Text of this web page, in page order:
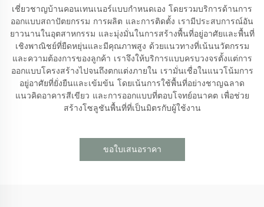
เชี่ยวชาญบ้านคอนเทนเนอร์แบบกำหนดเอง โดยรวมบริการด้านการ
ออกแบบสถาปัตยกรรม การผลิต และการติดตั้ง เรามีประสบการณ์อัน
ยาวนานในอุตสาหกรรม และมุ่งมั่นในการสร้างพื้นที่อยู่อาศัยและพื้นที่
เชิงพาณิชย์ที่ยืดหยุ่นและมีคุณภาพสูง ด้วยแนวทางที่เน้นนวัตกรรม
และความต้องการของลูกค้า เราจึงให้บริการแบบครบวงจรตั้งแต่การ
ออกแบบโครงสร้างไปจนถึงตกแต่งภายใน เรามั่นเชื่อในแนวโน้มการ
อยู่อาศัยที่ยั่งยืนและเข้มข้น โดยเน้นการใช้พื้นที่อย่างชาญฉลาด
แนวคิดอาคารสีเขียว และการออกแบบที่ตอบโจทย์อนาคต เพื่อช่วย
สร้างโซลูชันพื้นที่ที่เป็นมิตรกับผู้ใช้งาน
ขอใบเสนอราคา